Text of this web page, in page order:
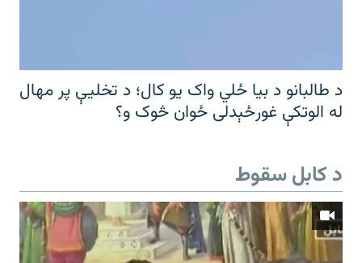
د طالبانو د بیا ځلي واک یو کال؛ د تخلیې پر مهال
له الوتکې غورځېدلی ځوان څوک و؟
د کابل سقوط